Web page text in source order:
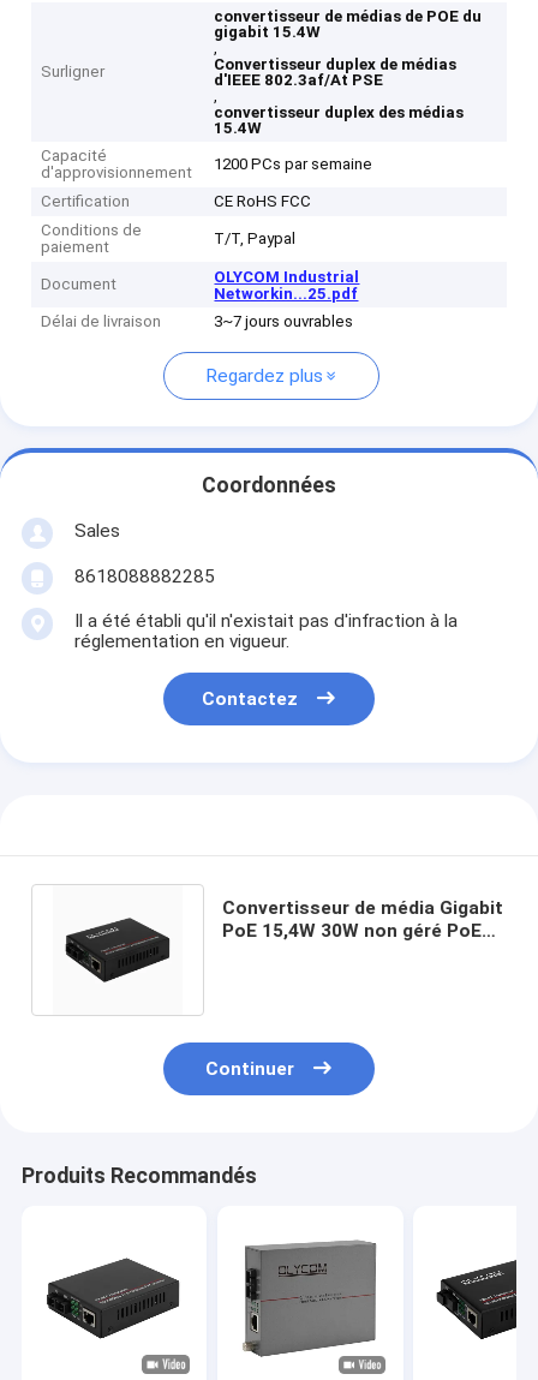
Surligner
convertisseur de médias de POE du
gigabit 15.4W
,
Convertisseur duplex de médias
d'IEEE 802.3af/At PSE
,
convertisseur duplex des médias
15.4W
Capacité
d'approvisionnement
1200 PCs par semaine
Certification
CE RoHS FCC
Conditions de
paiement
T/T, Paypal
Document
OLYCOM Industrial
Networkin...25.pdf
Délai de livraison
3~7 jours ouvrables
Regardez plus
Coordonnées
Sales
8618088882285
Il a été établi qu'il n'existait pas d'infraction à la
réglementation en vigueur.
Contactez
Convertisseur de média Gigabit
PoE 15,4W 30W non géré PoE
Continuer
Produits Recommandés